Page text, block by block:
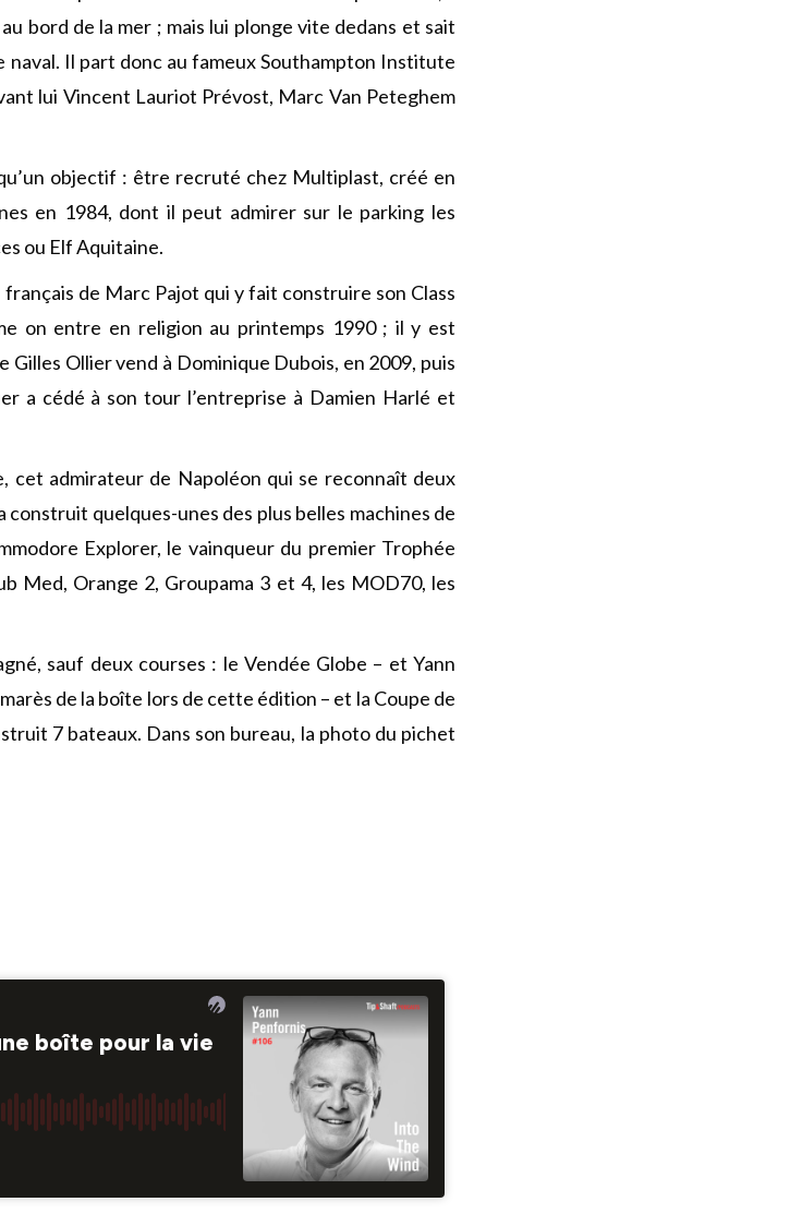
bord de la mer ; mais lui plonge vite dedans et sait
naval. Il part donc au fameux Southampton Institute
lui Vincent Lauriot Prévost, Marc Van Peteghem
objectif : être recruté chez Multiplast, créé en
en 1984, dont il peut admirer sur le parking les
ou Elf Aquitaine.
de Marc Pajot qui y fait construire son Class
on entre en religion au printemps 1990 ; il y est
Ollier vend à Dominique Dubois, en 2009, puis
a cédé à son tour l’entreprise à Damien Harlé et
cet admirateur de Napoléon qui se reconnaît deux
construit quelques-unes des plus belles machines de
Explorer, le vainqueur du premier Trophée
Med, Orange 2, Groupama 3 et 4, les MOD70, les
sauf deux courses : le Vendée Globe – et Yann
de la boîte lors de cette édition – et la Coupe de
7 bateaux. Dans son bureau, la photo du pichet